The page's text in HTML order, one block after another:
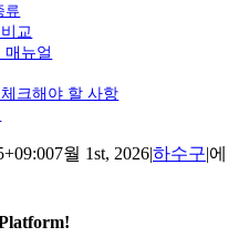
류
교
매뉴얼
크해야 할 사항
7월 1st, 2026|하수구|토
에